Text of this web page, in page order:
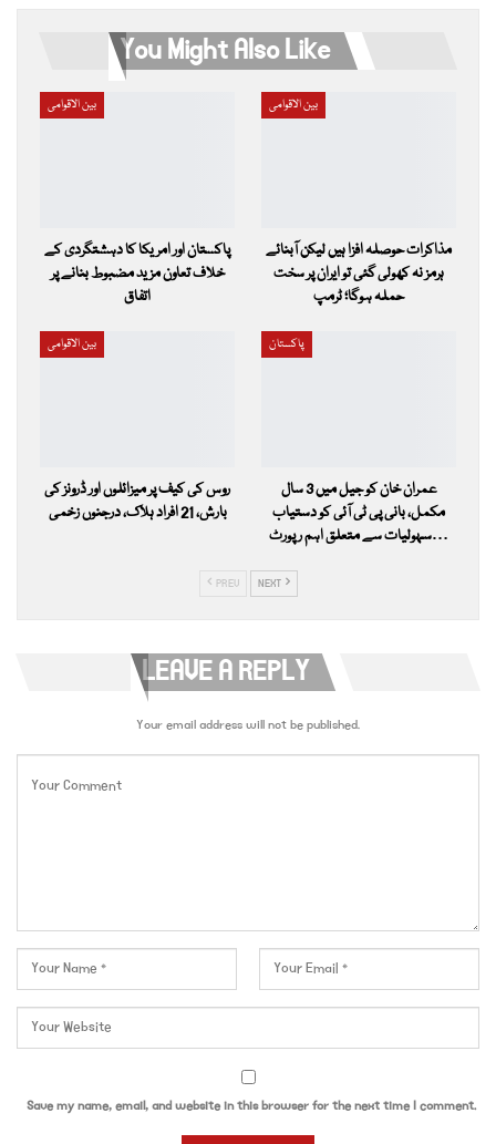
You Might Also Like
بین الاقوامی
پاکستان اور امریکا کا دہشتگردی کے
خلاف تعاون مزید مضبوط بنانے پر
اتفاق
بین الاقوامی
مذاکرات حوصلہ افزا ہیں لیکن آبنائے
ہرمز نہ کھولی گئی تو ایران پر سخت
حملہ ہوگا؛ ٹرمپ
بین الاقوامی
روس کی کیف پر میزائلوں اور ڈرونز کی
بارش، 21 افراد ہلاک، درجنوں زخمی
پاکستان
عمران خان کو جیل میں 3 سال
مکمل، بانی پی ٹی آئی کو دستیاب
سہولیات سے متعلق اہم رپورٹ…
PREV NEXT
LEAVE A REPLY
Your email address will not be published.
Save my name, email, and website in this browser for the next time I comment.